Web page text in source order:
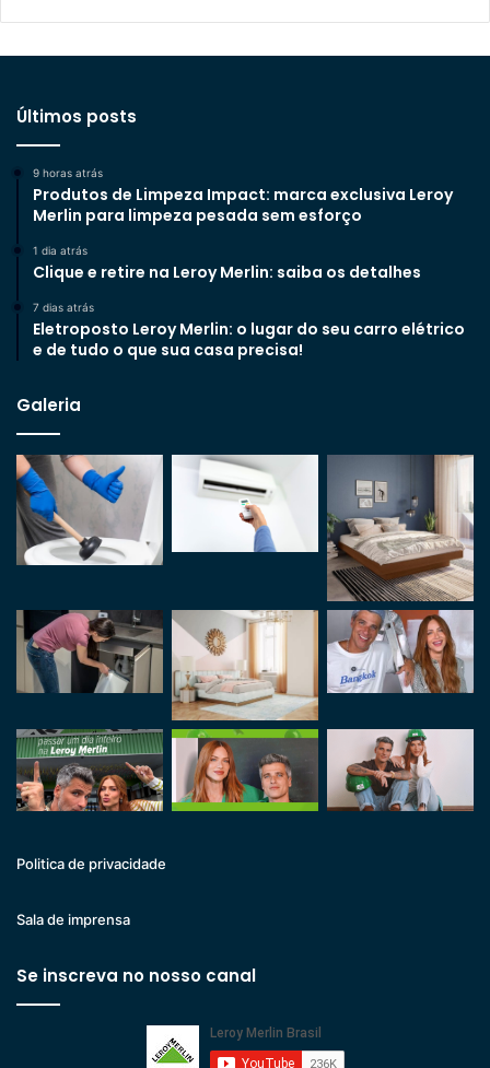
Últimos posts
9 horas atrás
Produtos de Limpeza Impact: marca exclusiva Leroy
Merlin para limpeza pesada sem esforço
1 dia atrás
Clique e retire na Leroy Merlin: saiba os detalhes
7 dias atrás
Eletroposto Leroy Merlin: o lugar do seu carro elétrico
e de tudo o que sua casa precisa!
Galeria
Politica de privacidade
Sala de imprensa
Se inscreva no nosso canal